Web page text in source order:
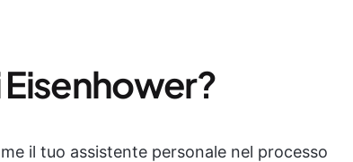
il tuo assistente personale nel processo